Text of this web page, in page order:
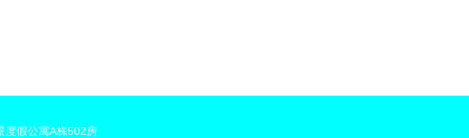
度假公寓A栋502房